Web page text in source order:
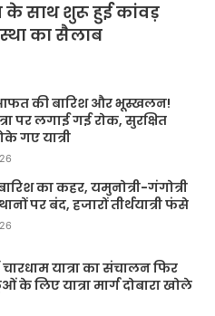
साथ शुरू हुई कांवड़
का सैलाब
आफत की बारिश और भूस्खलन!
पर लगाई गई रोक, सुरक्षित
गए यात्री
का कहर, यमुनोत्री-गंगोत्री
पर बंद, हजारों तीर्थयात्री फंसे
यात्रा का संचालन फिर
के लिए यात्रा मार्ग दोबारा खोले